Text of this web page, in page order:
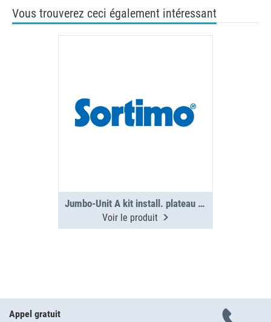
Vous trouverez ceci également intéressant
Jumbo-Unit A kit install. plateau PS
Voir le produit
Appel gratuit